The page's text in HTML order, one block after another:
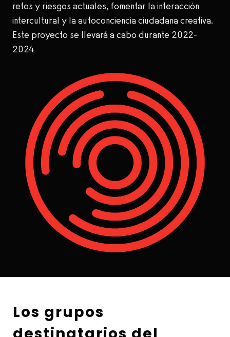
retos y riesgos actuales, fomentar la interacción
intercultural y la autoconciencia ciudadana creativa.
Este proyecto se llevará a cabo durante 2022-
2024
Los grupos